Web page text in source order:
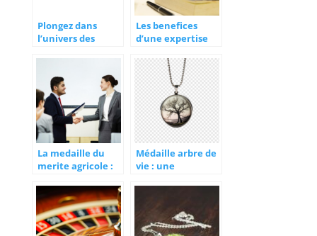
Plongez dans
l’univers des
roundme en
realite virtuelle
Les benefices
d’une expertise
votre entreprise
La medaille du
merite agricole :
d’excellence
Médaille arbre de
vie : une